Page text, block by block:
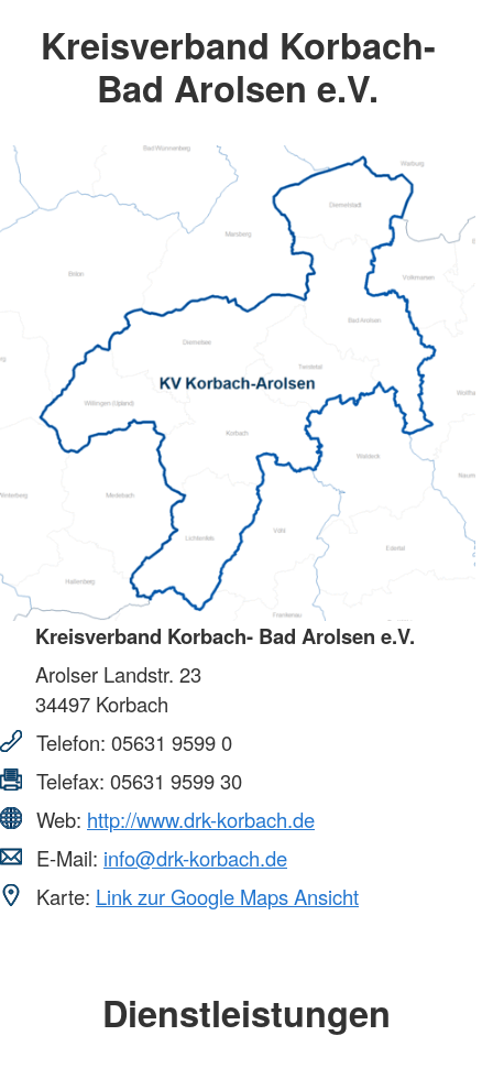
Kreisverband Korbach-
Bad Arolsen e.V.
Kreisverband Korbach- Bad Arolsen e.V.
Arolser Landstr. 23
34497 Korbach
Telefon: 05631 9599 0
Telefax: 05631 9599 30
Web: http://www.drk-korbach.de
E-Mail: info@drk-korbach.de
Karte: Link zur Google Maps Ansicht
Dienstleistungen